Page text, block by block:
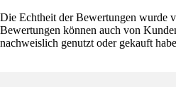
Die Echtheit der Bewertungen wurde
Bewertungen können auch von
nachweislich genutzt oder gekauft